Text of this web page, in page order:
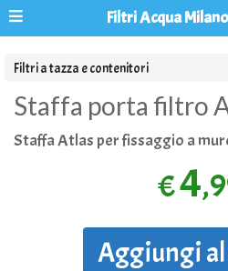
Filtri a tazza e contenitori
Staffa porta filtro
Staffa Atlas per fissaggio a
€4
Aggiungi